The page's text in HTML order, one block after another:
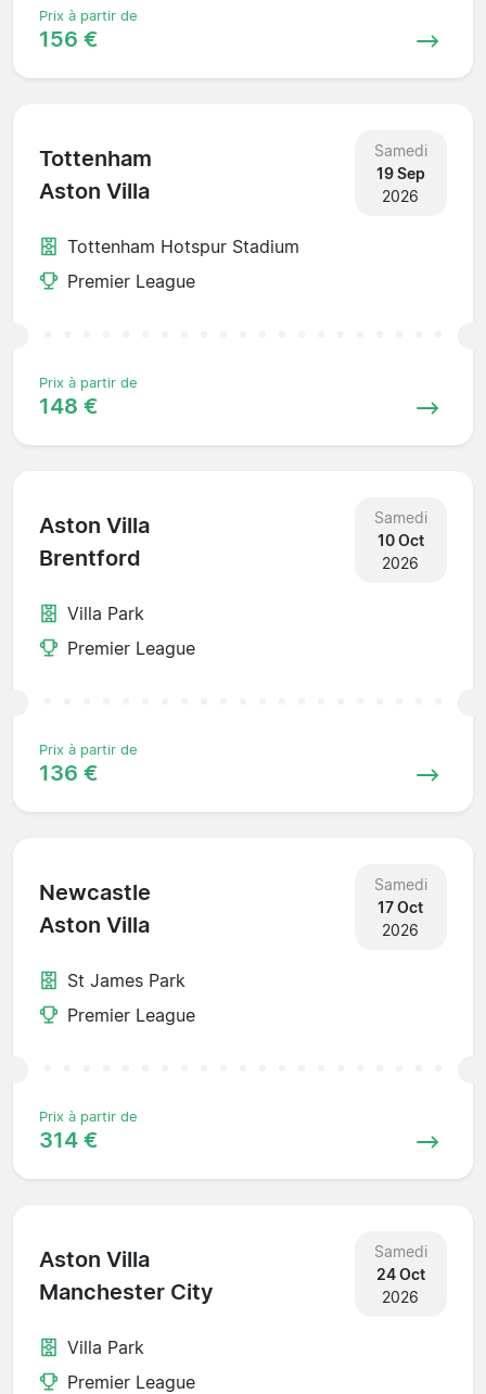
Prix à partir de
156 €
Tottenham
Aston Villa
Samedi
19 Sep
2026
Tottenham Hotspur Stadium
Premier League
Prix à partir de
148 €
Aston Villa
Brentford
Samedi
10 Oct
2026
Villa Park
Premier League
Prix à partir de
136 €
Newcastle
Aston Villa
Samedi
17 Oct
2026
St James Park
Premier League
Prix à partir de
314 €
Aston Villa
Manchester City
Samedi
24 Oct
2026
Villa Park
Premier League